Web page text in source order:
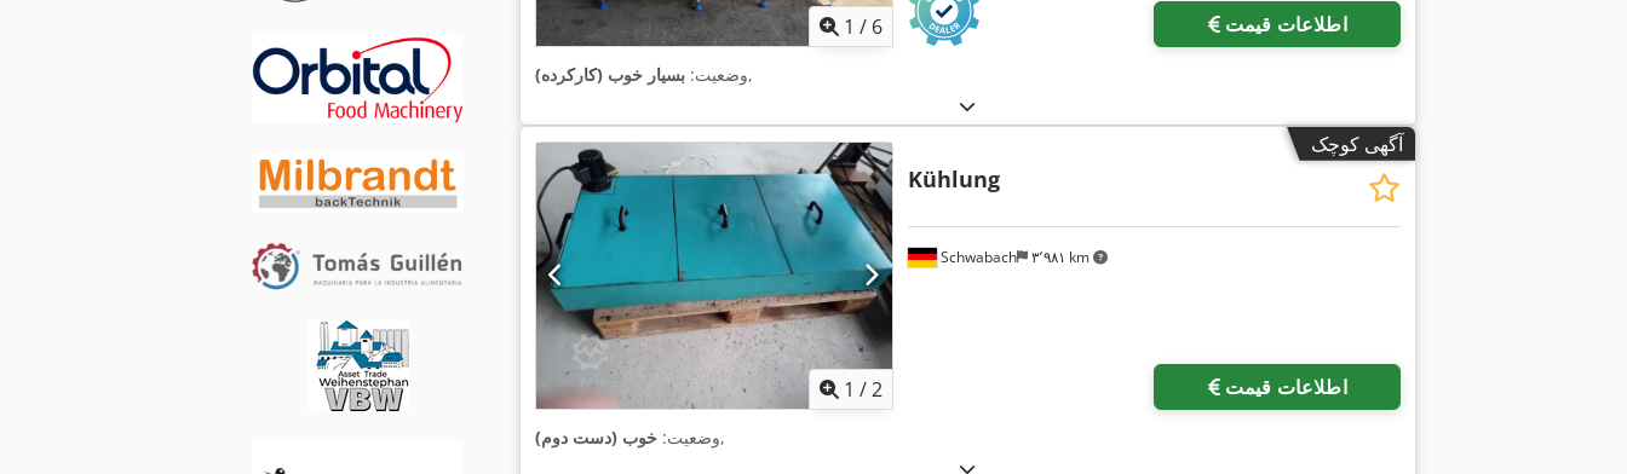
1 / 6 اطلاعات قیمت
وضعیت: بسیار خوب (کارکرده) ,
آگهی کوچک
1 /2
Schwabach ۳٬۹۸۱ km
Kühlung
اطلاعات قیمت
وضعیت: خوب (دست دوم) ,